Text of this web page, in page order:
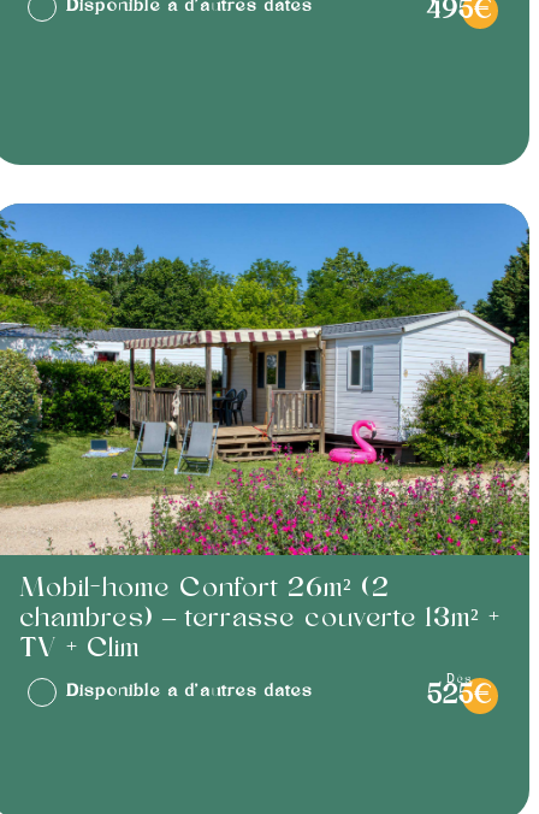
Disponible à d'autres dates 495€
Mobil-home Confort 26m² (2
chambres) – terrasse couverte 13m² +
TV + Clim
Disponible à d'autres dates
dès
525€